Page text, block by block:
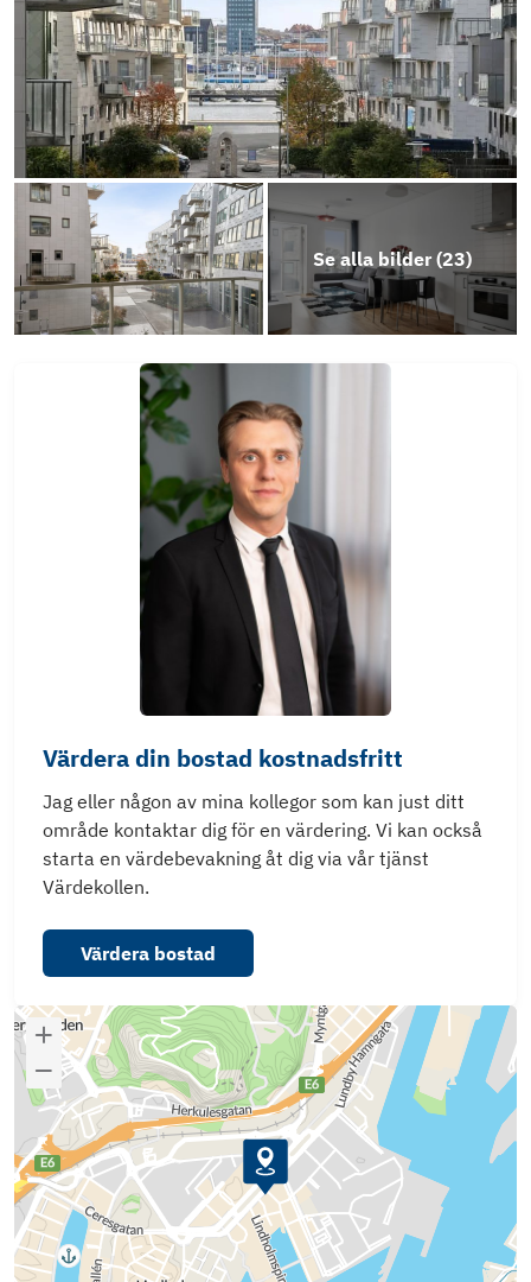
Stadgar 2025
Årsredovisning 2025
Se alla bilder (23)
Värdera din bostad kostnadsfritt
Jag eller någon av mina kollegor som kan just ditt
område kontaktar dig för en värdering. Vi kan också
starta en värdebevakning åt dig via vår tjänst
Värdekollen.
Värdera bostad